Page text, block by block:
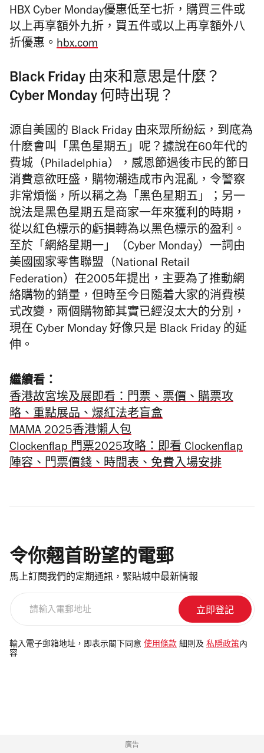
HBX Cyber Monday優惠低至七折，購買三件或
以上再享額外九折，買五件或以上再享額外八
折優惠。 hbx.com
Black Friday 由來和意思是什麼？
Cyber Monday 何時出現？
源自美國的 Black Friday 由來眾所紛紜，到底為
什麽會叫「黑色星期五」呢？據說在60年代的
費城（Philadelphia），感恩節過後市民的節日
消費意欲旺盛，購物潮造成市內混亂，令警察
非常煩惱，所以稱之為「黑色星期五」；另一
說法是黑色星期五是商家一年來獲利的時期，
從以紅色標示的虧損轉為以黑色標示的盈利。
至於「網絡星期一」（Cyber Monday）一詞由
美國國家零售聯盟（National Retail
Federation）在2005年提出，主要為了推動網
絡購物的銷量，但時至今日隨着大家的消費模
式改變，兩個購物節其實已經沒太大的分別，
現在 Cyber Monday 好像只是 Black Friday 的延
伸。
繼續看：
香港故宮埃及展即看：門票、票價、購票攻
略、重點展品、爆紅法老盲盒
MAMA 2025香港懶人包
Clockenflap 門票2025攻略：即看 Clockenflap
陣容、門票價錢、時間表、免費入場安排
令你翹首盼望的電郵
馬上訂閱我們的定期通訊，緊貼城中最新情報
電
郵
輸入電子郵箱地址，即表示閣下同意 使用條款 細則及 私隱政策 內
容
廣告